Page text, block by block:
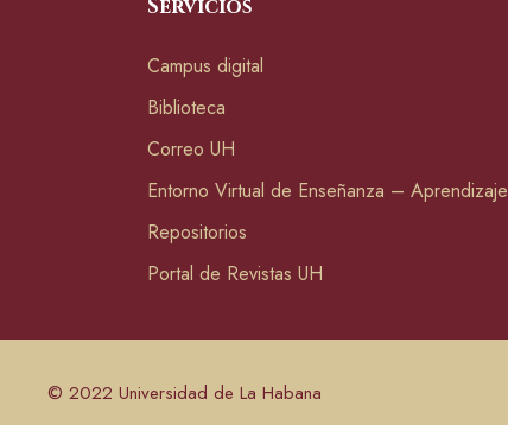
Servicios
Campus digital
Biblioteca
Correo UH
Entorno Virtual de Enseñanza – Aprendizaje
Repositorios
Portal de Revistas UH
© 2022 Universidad de La Habana